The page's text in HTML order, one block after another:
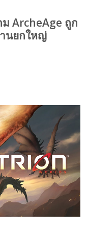
ArcheAge ถูก
นยกใหญ่